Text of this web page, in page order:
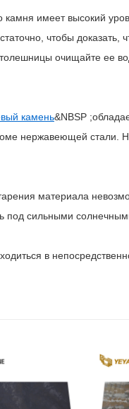
камня имеет высокий
чтобы
очищайте ее
камень&NBSP
нержавеющей стали.
материала
под сильными
в